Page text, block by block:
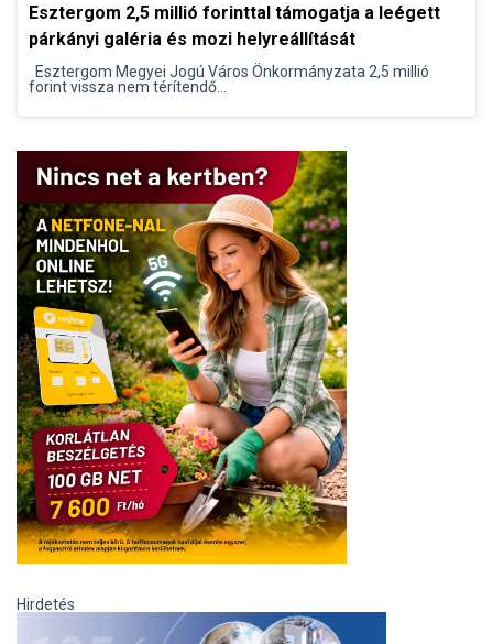
Esztergom 2,5 millió forinttal támogatja a leégett
párkányi galéria és mozi helyreállítását
Esztergom Megyei Jogú Város Önkormányzata 2,5 millió
forint vissza nem térítendő...
Hirdetés